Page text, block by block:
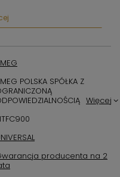
odporność na
mogą mieć pewność,
spełnia wszelkie standardy
certyfikaty i
- Smeg
możliwości Twojej
jesteś profesjonalnym
pracę i przyczyni
POLSKA SPÓŁKA Z
Więcej
producenta na 2